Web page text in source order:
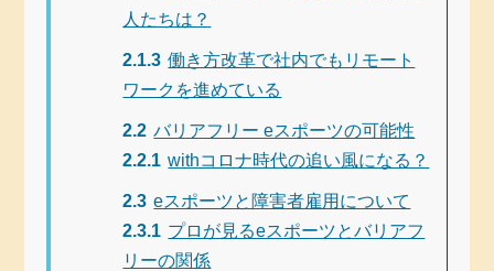
人たちは？
2.1.3 働き方改革で社内でもリモート
ワークを進めている
2.2 バリアフリー eスポーツの可能性
2.2.1 withコロナ時代の追い風になる？
2.3 eスポーツと障害者雇用について
2.3.1 プロが見るeスポーツとバリアフ
リーの関係